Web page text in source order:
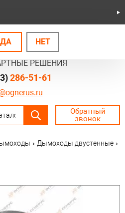
СИСТЕМЫ
РЕШЕНИЯ
ДА НЕТ
286-51-61
Обратный
звонок
› Дымоходы двустенные ›